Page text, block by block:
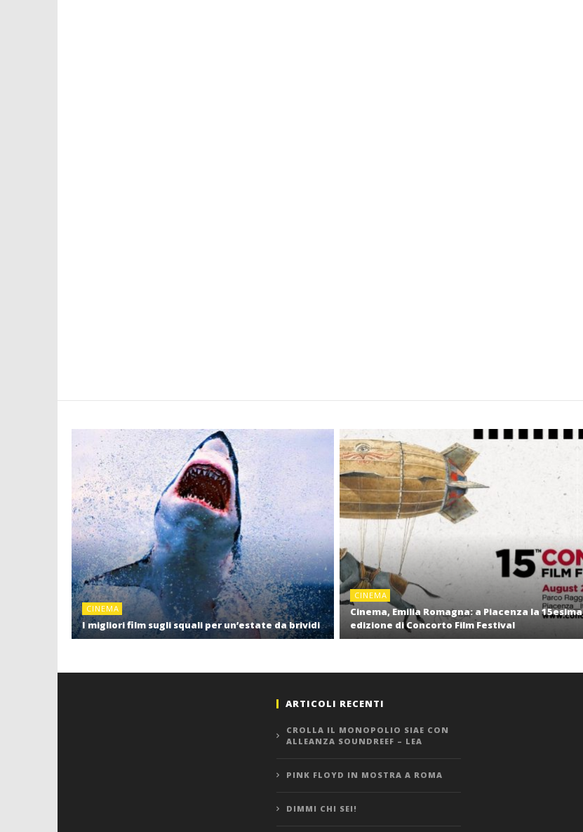
CINEMA
I migliori film sugli squali per un’estate da brividi
CINEMA
Cinema, Emilia Romagna: a Piacenza la 15esima
edizione di Concorto Film Festival
ARTICOLI RECENTI
CROLLA IL MONOPOLIO SIAE CON
ALLEANZA SOUNDREEF – LEA
PINK FLOYD IN MOSTRA A ROMA
DIMMI CHI SEI!